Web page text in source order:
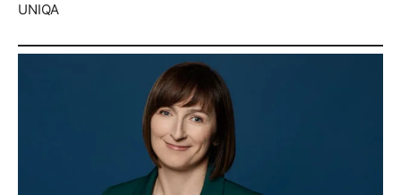
UNIQA